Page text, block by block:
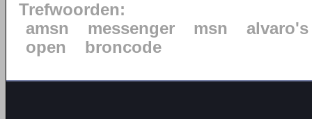
Trefwoorden:
amsn
messenger msn
alvaro's
open
broncode